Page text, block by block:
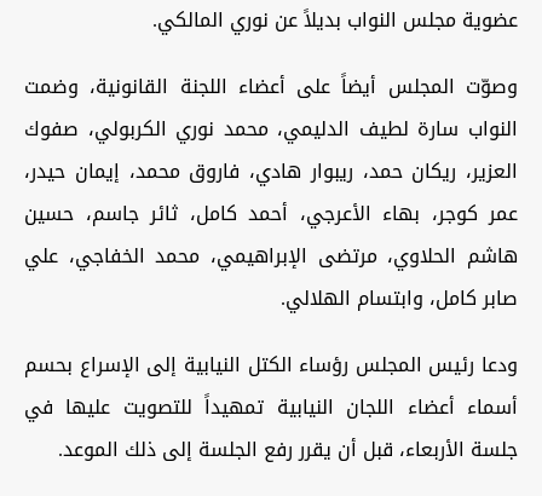
عضوية مجلس النواب بديلاً عن نوري المالكي.
وصوّت المجلس أيضاً على أعضاء اللجنة القانونية، وضمت
النواب سارة لطيف الدليمي، محمد نوري الكربولي، صفوك
العزير، ريكان حمد، ريبوار هادي، فاروق محمد، إيمان حيدر،
عمر كوجر، بهاء الأعرجي، أحمد كامل، ثائر جاسم، حسين
هاشم الحلاوي، مرتضى الإبراهيمي، محمد الخفاجي، علي
صابر كامل، وابتسام الهلالي.
ودعا رئيس المجلس رؤساء الكتل النيابية إلى الإسراع بحسم
أسماء أعضاء اللجان النيابية تمهيداً للتصويت عليها في
جلسة الأربعاء، قبل أن يقرر رفع الجلسة إلى ذلك الموعد.